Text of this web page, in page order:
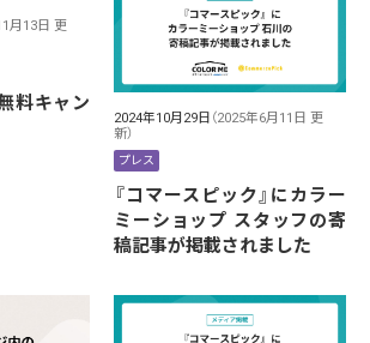
月13日 更
料キャン
2024年10月29日 （2025年6月11日 更
新）
プレス
『コマースピック』にカラー
ミーショップ スタッフの寄
稿記事が掲載されました